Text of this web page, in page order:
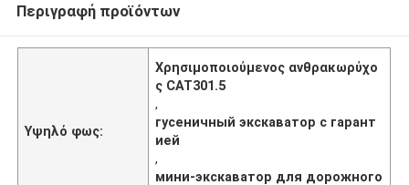
Περιγραφή προϊόντων
Υψηλό φως:
Χρησιμοποιούμενος ανθρακωρύχο
ς CAT301.5
,
гусеничный экскаватор с гарант
ией
,
мини-экскаватор для дорожного